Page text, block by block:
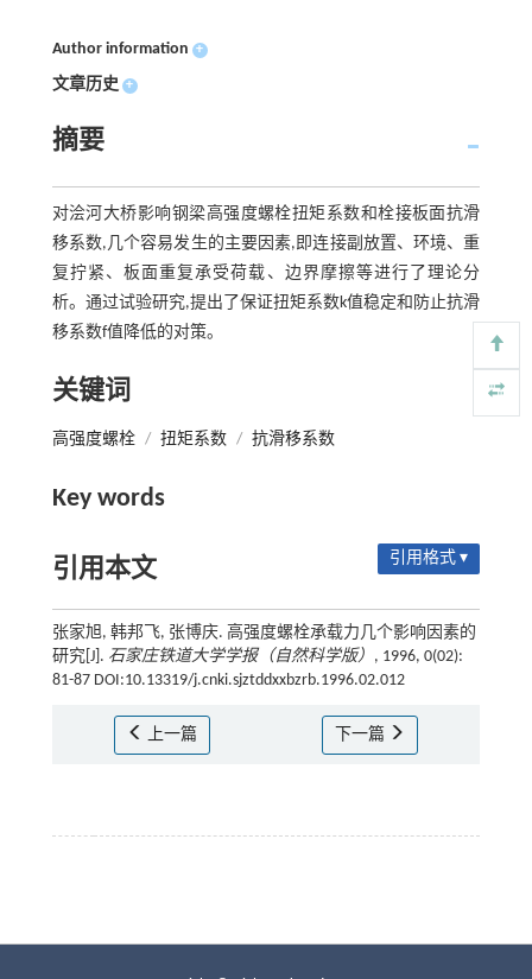
Author information +
文章历史 +
摘要
对浍河大桥影响钢梁高强度螺栓扭矩系数和栓接板面抗滑
移系数,几个容易发生的主要因素,即连接副放置、环境、重
复拧紧、板面重复承受荷载、边界摩擦等进行了理论分
析。通过试验研究,提出了保证扭矩系数k值稳定和防止抗滑
移系数f值降低的对策。
关键词
高强度螺栓 / 扭矩系数 / 抗滑移系数
Key words
引用本文 引用格式 ▾
张家旭, 韩邦飞, 张博庆. 高强度螺栓承载力几个影响因素的
研究[J]. 石家庄铁道大学学报（自然科学版） , 1996, 0(02):
81-87 DOI:10.13319/j.cnki.sjztddxxbzrb.1996.02.012
上一篇 下一篇